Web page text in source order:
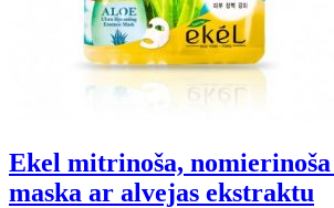
Ekel mitrinoša,
maska ar alvejas ekstraktu